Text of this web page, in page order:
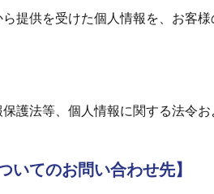
提供を受けた個人情報を、お客
護法等、個人情報に関する法令お
いてのお問い合わせ先】